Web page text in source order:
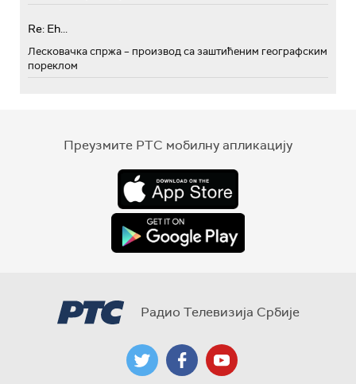
Re: Eh...
Лесковачка спржа – производ са заштићеним географским
пореклом
Преузмите РТС мобилну апликацију
Радио Телевизија Србије